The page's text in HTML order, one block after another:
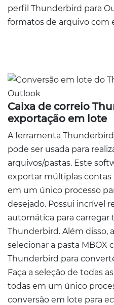
perfil Thunderbird para
formatos de arquivo com
Caixa de correio
exportação em lote
A ferramenta
pode ser usada para
arquivos/pastas. Este
exportar múltiplas
em um único processo
desejado. Possui incrível
automática para carregar
Thunderbird. Além disso,
selecionar a pasta MBOX
Thunderbird para
Faça a seleção de todas
todas em um único
conversão em lote para